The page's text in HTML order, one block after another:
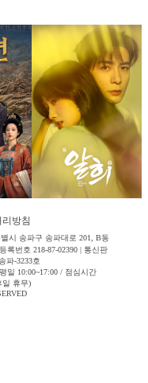
방침
시 송파구 송파대로 201, B동
록번호 218-87-02390 | 통신판
파-3233호
일 10:00~17:00 / 점심시간
일 휴무)